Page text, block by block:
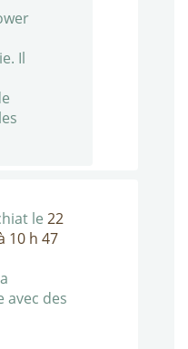
Il
le 22
10 h 47
avec des